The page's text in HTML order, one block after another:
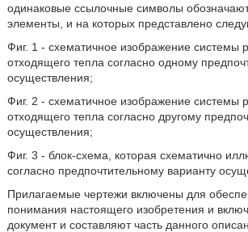
одинаковые ссылочные символы
элементы, и на которых представлено
Фиг. 1 - схематичное изображение системы
отходящего тепла согласно одному
осуществления;
Фиг. 2 - схематичное изображение системы
отходящего тепла согласно другому
осуществления;
Фиг. 3 - блок-схема, которая схематично
согласно предпочтительному варианту
Прилагаемые чертежи включены для
понимания настоящего изобретения и
документ и составляют часть данного